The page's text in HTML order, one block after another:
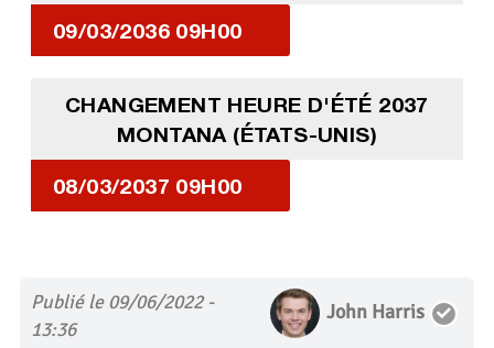
09/03/2036 09H00
CHANGEMENT HEURE D'ÉTÉ 2037
MONTANA (ÉTATS-UNIS)
08/03/2037 09H00
Publié le 09/06/2022 -
13:36
John Harris